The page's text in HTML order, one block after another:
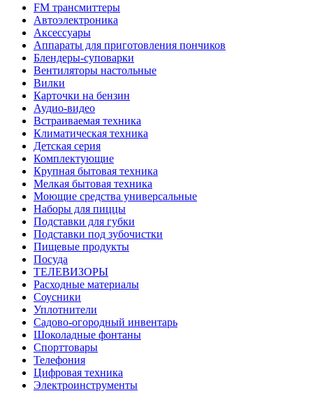
FM трансмиттеры
Автоэлектроника
Аксессуары
Аппараты для приготовления пончиков
Блендеры-суповарки
Вентиляторы настольные
Вилки
Карточки на бензин
Аудио-видео
Встраиваемая техника
Климатическая техника
Детская серия
Комплектующие
Крупная бытовая техника
Мелкая бытовая техника
Моющие средства универсальные
Наборы для пиццы
Подставки для губки
Подставки под зубочистки
Пищевые продукты
Посуда
ТЕЛЕВИЗОРЫ
Расходные материалы
Соусники
Уплотнители
Садово-огородный инвентарь
Шоколадные фонтаны
Спорттовары
Телефония
Цифровая техника
Электроинструменты